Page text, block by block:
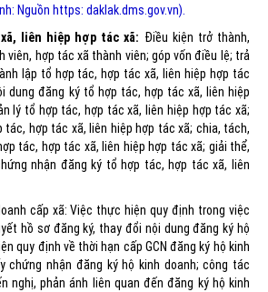
Nguồn https: daklak.dms.gov.vn).
liên hiệp hợp tác xã: Điều kiện trở thành,
hợp tác xã thành viên; góp vốn điều lệ; trả
lập tổ hợp tác, hợp tác xã, liên hiệp hợp tác
dung đăng ký tổ hợp tác, hợp tác xã, liên hiệp
lý tổ hợp tác, hợp tác xã, liên hiệp hợp tác xã;
hợp tác xã, liên hiệp hợp tác xã; chia, tách,
tác, hợp tác xã, liên hiệp hợp tác xã; giải thể,
nhận đăng ký tổ hợp tác, hợp tác xã, liên
cấp xã: Việc thực hiện quy định trong việc
hồ sơ đăng ký, thay đổi nội dung đăng ký hộ
quy định về thời hạn cấp GCN đăng ký hộ kinh
chứng nhận đăng ký hộ kinh doanh; công tác
nghị, phản ánh liên quan đến đăng ký hộ kinh